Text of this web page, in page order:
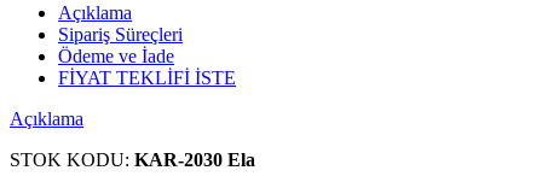
Açıklama
Sipariş Süreçleri
Ödeme ve İade
FİYAT TEKLİFİ İSTE
Açıklama
STOK KODU: KAR-2030 Ela